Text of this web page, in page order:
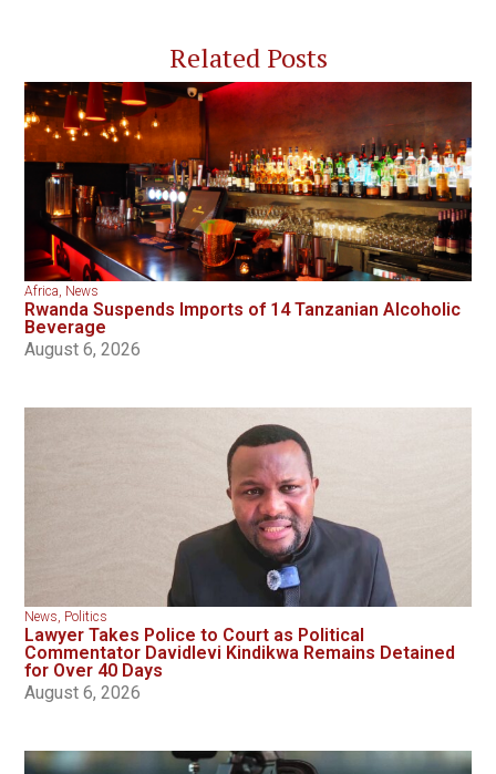
Related Posts
Africa, News
Rwanda Suspends Imports of 14 Tanzanian Alcoholic
Beverage
August 6, 2026
News, Politics
Lawyer Takes Police to Court as Political
Commentator Davidlevi Kindikwa Remains Detained
for Over 40 Days
August 6, 2026